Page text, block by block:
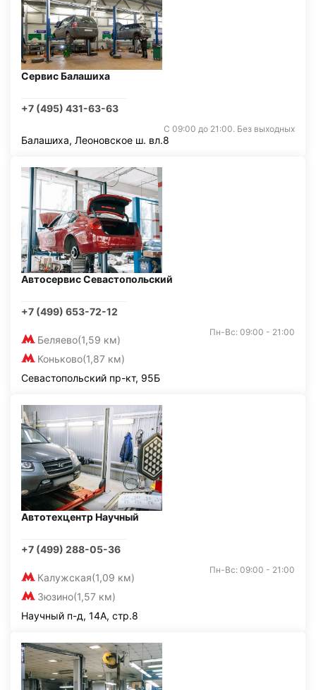
Сервис Балашиха
+7 (495) 431-63-63
С 09:00 до 21:00. Без выходных
Балашиха, Леоновское ш. вл.8
Автосервис Севастопольский
+7 (499) 653-72-12
Беляево(1,59 км)
Коньково(1,87 км)
Пн-Вс: 09:00 - 21:00
Севастопольский пр-кт, 95Б
Автотехцентр Научный
+7 (499) 288-05-36
Калужская(1,09 км)
Зюзино(1,57 км)
Пн-Вс: 09:00 - 21:00
Научный п-д, 14А, стр.8